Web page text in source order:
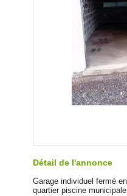
Détail de l'annonce
Garage individuel fermé
quartier piscine